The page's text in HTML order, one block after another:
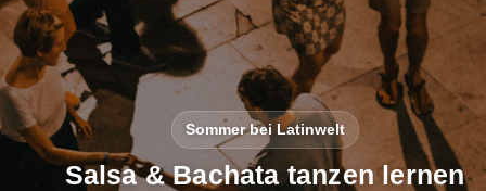
Sommer bei Latinwelt
Salsa & Bachata tanzen lernen